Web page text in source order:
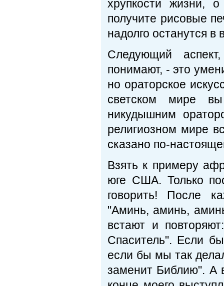
хрупкости жизни,
получите рисовые
надолго останутся
Следующий
понимают, - это
но ораторское
светском мире
никудышним
религиозном мире
сказано по-
Взять к примеру
юге США. Только
говорить! После
"Аминь, аминь,
встают и
Спаситель". Если
если бы мы так
заменит Библию". А